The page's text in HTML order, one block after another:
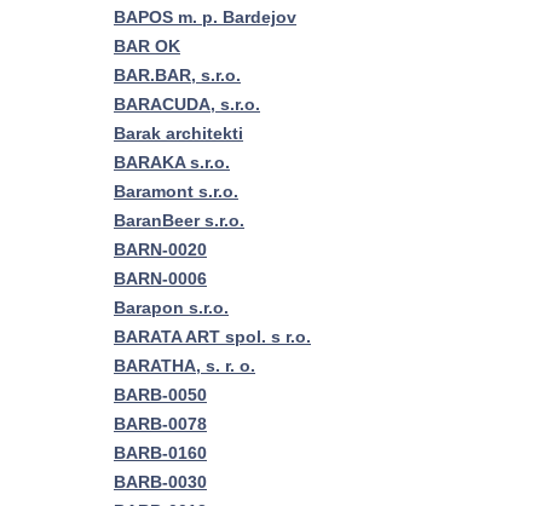
BAPOS m. p. Bardejov
BAR OK
BAR.BAR, s.r.o.
BARACUDA, s.r.o.
Barak architekti
BARAKA s.r.o.
Baramont s.r.o.
BaranBeer s.r.o.
BARN-0020
BARN-0006
Barapon s.r.o.
BARATA ART spol. s r.o.
BARATHA, s. r. o.
BARB-0050
BARB-0078
BARB-0160
BARB-0030